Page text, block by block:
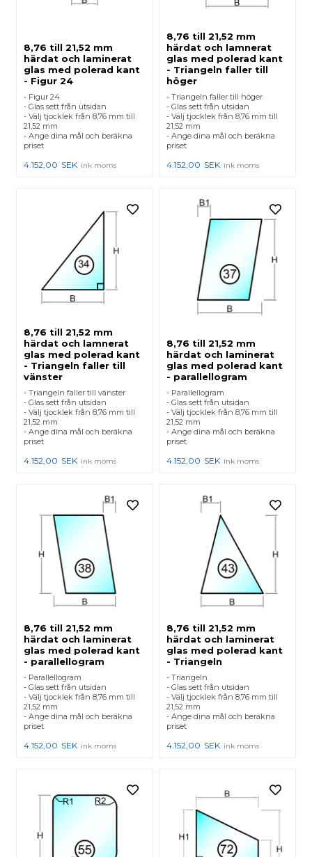
8,76 till 21,52 mm
härdat och laminerat
glas med polerad kant
- Figur 24
- Figur 24
- Glas sett från utsidan
- Välj tjocklek från 8,76 mm till
21,52 mm
- Ange dina mål och beräkna
priset
4.152,00 SEK ink moms
8,76 till 21,52 mm
härdat och lamnerat
glas med polerad kant
- Triangeln faller till
höger
- Triangeln faller till höger
- Glas sett från utsidan
- Välj tjocklek från 8,76 mm till
21,52 mm
- Ange dina mål och beräkna
priset
4.152,00 SEK ink moms
8,76 till 21,52 mm
härdat och lamnerat
glas med polerad kant
- Triangeln faller till
vänster
- Triangeln faller till vänster
- Glas sett från utsidan
- Välj tjocklek från 8,76 mm till
21,52 mm
- Ange dina mål och beräkna
priset
4.152,00 SEK ink moms
8,76 till 21,52 mm
härdat och laminerat
glas med polerad kant
- parallellogram
- Parallellogram
- Glas sett från utsidan
- Välj tjocklek från 8,76 mm till
21,52 mm
- Ange dina mål och beräkna
priset
4.152,00 SEK ink moms
8,76 till 21,52 mm
härdat och laminerat
glas med polerad kant
- parallellogram
- Parallellogram
- Glas sett från utsidan
- Välj tjocklek från 8,76 mm till
21,52 mm
- Ange dina mål och beräkna
priset
4.152,00 SEK ink moms
8,76 till 21,52 mm
härdat och laminerat
glas med polerad kant
- Triangeln
- Triangeln
- Glas sett från utsidan
- Välj tjocklek från 8,76 mm till
21,52 mm
- Ange dina mål och beräkna
priset
4.152,00 SEK ink moms